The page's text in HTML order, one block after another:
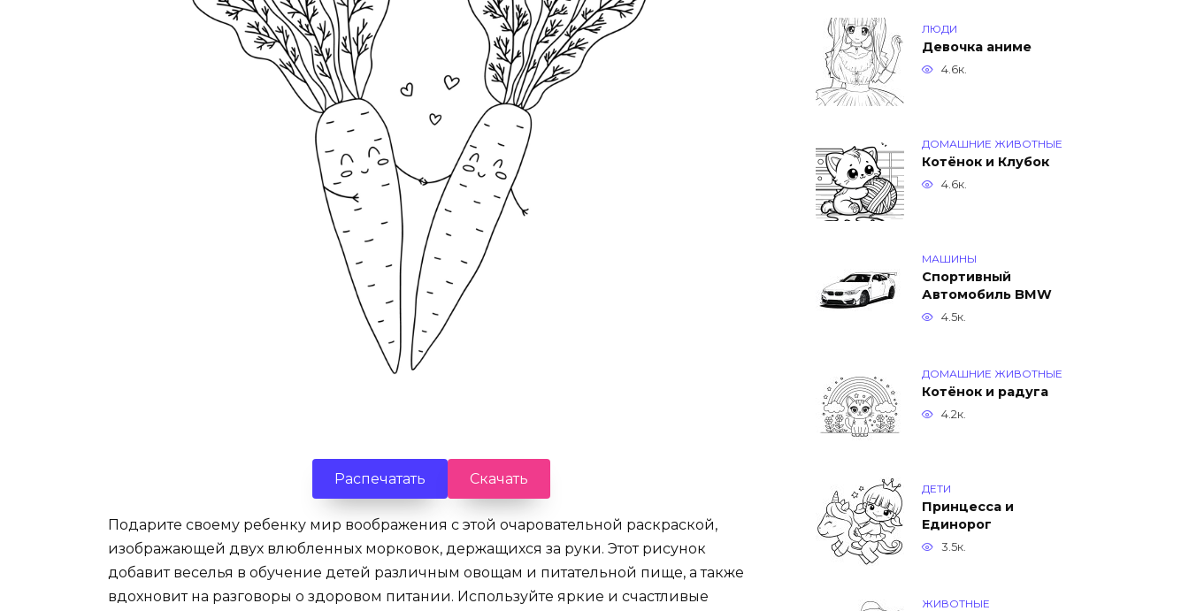
Распечатать Скачать
Подарите своему ребенку мир воображения с этой очаровательной раскраской,
изображающей двух влюбленных морковок, держащихся за руки. Этот рисунок
добавит веселья в обучение детей различным овощам и питательной пище, а также
вдохновит на разговоры о здоровом питании. Используйте яркие и счастливые
ЛЮДИ
Девочка аниме
4.6к.
ДОМАШНИЕ ЖИВОТНЫЕ
Котёнок и Клубок
4.6к.
МАШИНЫ
Спортивный
Автомобиль BMW
4.5к.
ДОМАШНИЕ ЖИВОТНЫЕ
Котёнок и радуга
4.2к.
ДЕТИ
Принцесса и
Единорог
3.5к.
ЖИВОТНЫЕ